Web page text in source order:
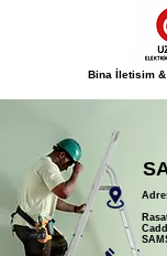
Bina İletisim &